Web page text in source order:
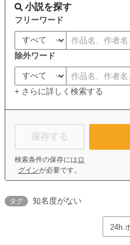
小説を探す
フリーワード
除外ワード
+ さらに詳しく検索する
保存する
検索条件の保存には ロ
グインが必要です。
タグ 知名度がない